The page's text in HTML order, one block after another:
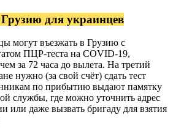
мене про новини, події та
ви погоджуєтесь з
для украинцев
могут въезжать в Грузию с
ПЦР-теста на COVID-19,
за 72 часа до вылета. На третий
нужно (за свой счёт) сдать тест
по прибытию выдают памятку
службы, где можно уточнить адрес
или даже вызвать бригаду для взятия